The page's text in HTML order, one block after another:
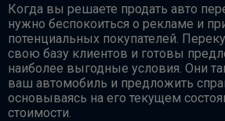
Когда вы решаете продать авто
нужно беспокоиться о рекламе и
потенциальных покупателей.
свою базу клиентов и готовы
наиболее выгодные условия. Они
ваш автомобиль и предложить
основываясь на его текущем
стоимости.